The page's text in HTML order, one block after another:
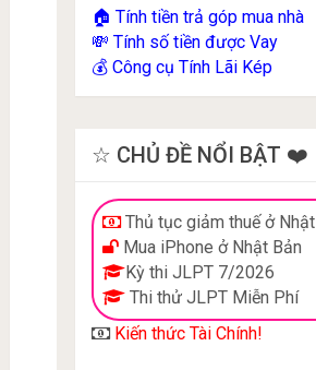
🏠 Tính tiền trả góp mua nhà
💸 Tính số tiền được Vay
💰 Công cụ Tính Lãi Kép
☆ CHỦ ĐỀ NỔI BẬT ❤️
Thủ tục giảm thuế ở Nhật
Mua iPhone ở Nhật Bản
Kỳ thi JLPT 7/2026
Thi thử JLPT Miễn Phí
Kiến thức Tài Chính!